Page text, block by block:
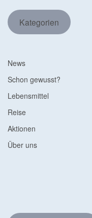
Kategorien
News
Schon gewusst?
Lebensmittel
Reise
Aktionen
Über uns